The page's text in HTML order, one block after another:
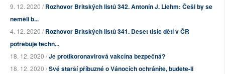
9. 12. 2020 /Rozhovor Britských listů 342. Antonín J. Liehm: Češi by se
neměli b...
4. 12. 2020 /Rozhovor Britských listů 341. Deset tisíc dětí v ČR
potřebuje techn...
18. 12. 2020 /Je protikoronavirová vakcína bezpečná?
18. 12. 2020 /Své starší příbuzné o Vánocích ochráníte, budete-li